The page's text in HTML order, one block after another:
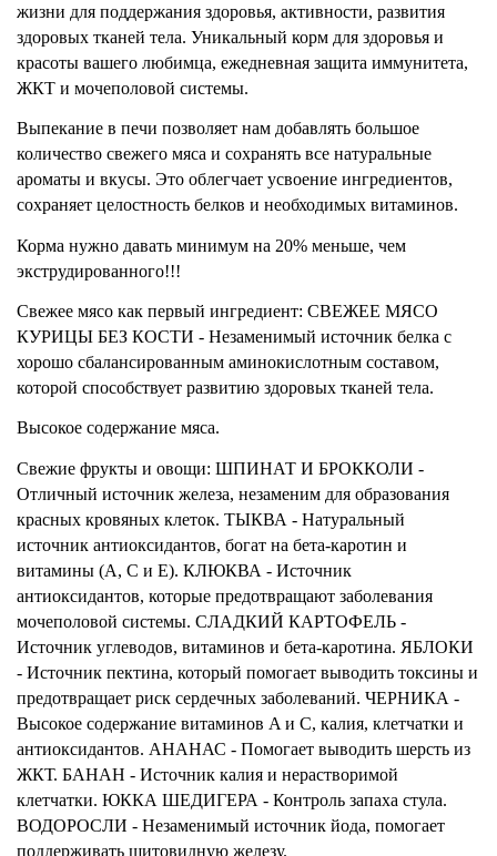
жизни для поддержания здоровья, активности, развития
здоровых тканей тела. Уникальный корм для здоровья и
красоты вашего любимца, ежедневная защита иммунитета,
ЖКТ и мочеполовой системы.
Выпекание в печи позволяет нам добавлять большое
количество свежего мяса и сохранять все натуральные
ароматы и вкусы. Это облегчает усвоение ингредиентов,
сохраняет целостность белков и необходимых витаминов.
Корма нужно давать минимум на 20% меньше, чем
экструдированного!!!
Свежее мясо как первый ингредиент: СВЕЖЕЕ МЯСО
КУРИЦЫ БЕЗ КОСТИ - Незаменимый источник белка с
хорошо сбалансированным аминокислотным составом,
которой способствует развитию здоровых тканей тела.
Высокое содержание мяса.
Свежие фрукты и овощи: ШПИНАТ И БРОККОЛИ -
Отличный источник железа, незаменим для образования
красных кровяных клеток. ТЫКВА - Натуральный
источник антиоксидантов, богат на бета-каротин и
витамины (A, C и E). КЛЮКВА - Источник
антиоксидантов, которые предотвращают заболевания
мочеполовой системы. СЛАДКИЙ КАРТОФЕЛЬ -
Источник углеводов, витаминов и бета-каротина. ЯБЛОКИ
- Источник пектина, который помогает выводить токсины и
предотвращает риск сердечных заболеваний. ЧЕРНИКА -
Высокое содержание витаминов A и C, калия, клетчатки и
антиоксидантов. АНАНАС - Помогает выводить шерсть из
ЖКТ. БАНАН - Источник калия и нерастворимой
клетчатки. ЮККА ШЕДИГЕРА - Контроль запаха стула.
ВОДОРОСЛИ - Незаменимый источник йода, помогает
поддерживать щитовидную железу.